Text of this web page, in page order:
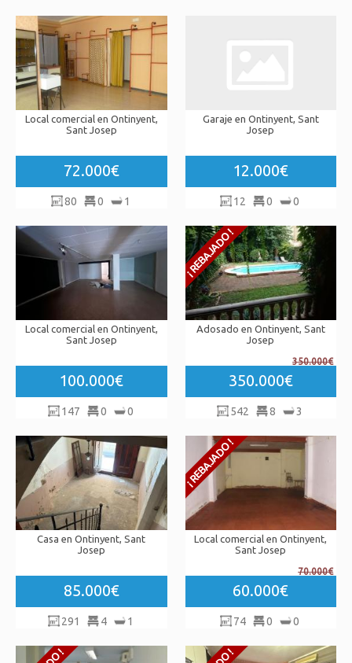
Local comercial en Ontinyent,
Sant Josep
72.000€
80 0 1
Garaje en Ontinyent, Sant
Josep
12.000€
12 0 0
Local comercial en Ontinyent,
Sant Josep
100.000€
147 0 0
Adosado en Ontinyent, Sant
Josep
350.000€
350.000€
542 8 3
Casa en Ontinyent, Sant
Josep
85.000€
291 4 1
Local comercial en Ontinyent,
Sant Josep
70.000€
60.000€
74 0 0